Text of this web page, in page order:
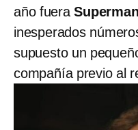
año fueraSuperman
inesperados
supuesto un
compañía previo al